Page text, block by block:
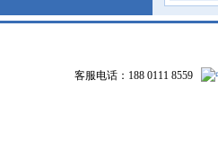
客服电话：188 0111 8559